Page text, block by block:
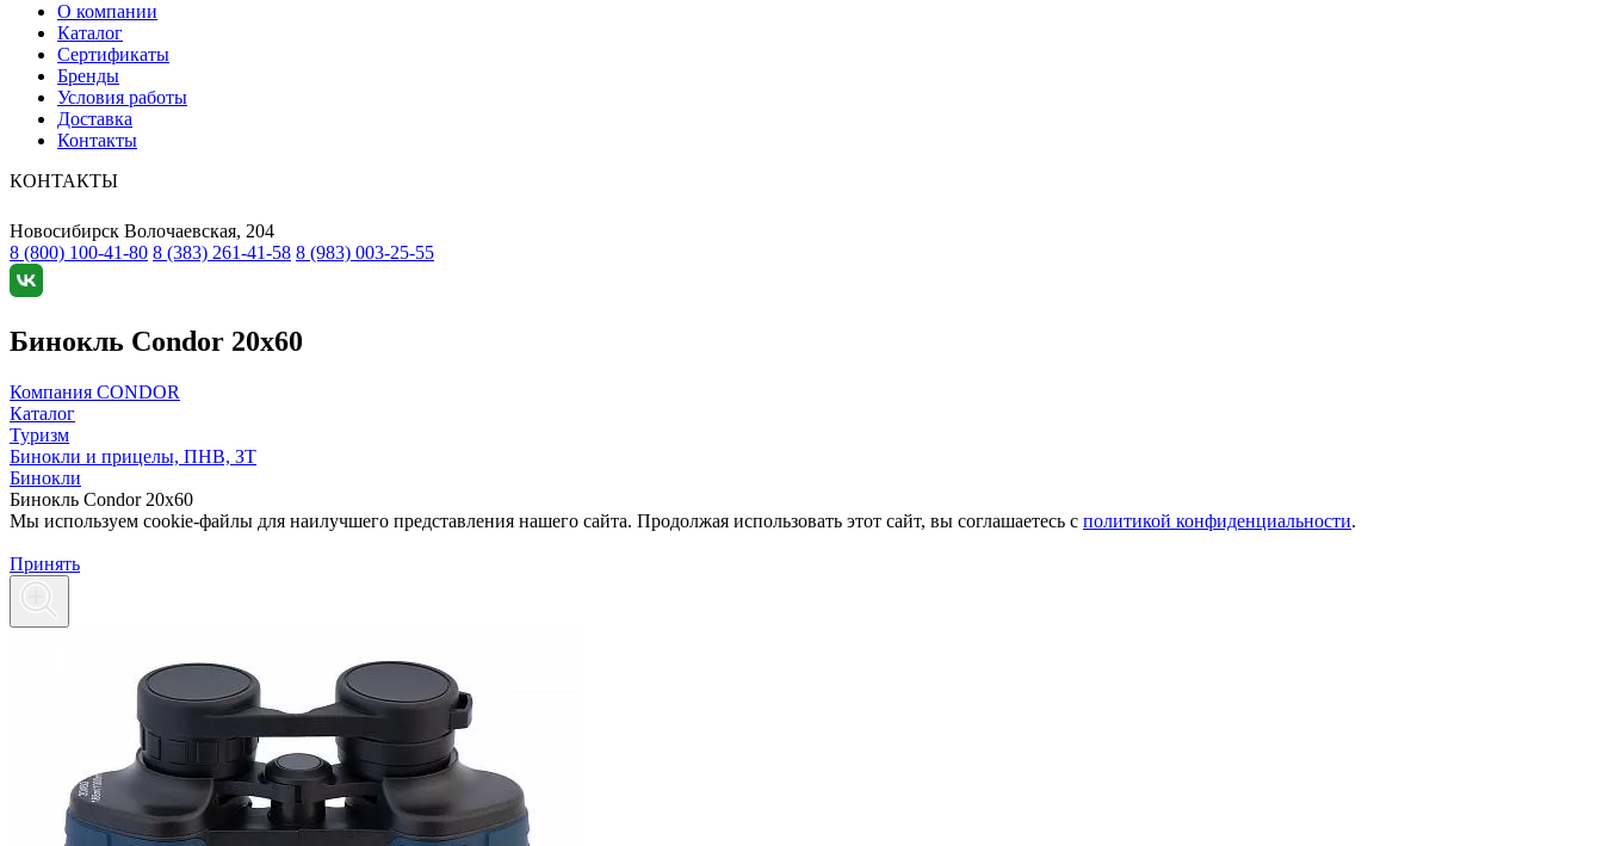
О компании
Каталог
Сертификаты
Бренды
Условия работы
Доставка
Контакты
КОНТАКТЫ
Новосибирск Волочаевская, 204
8 (800) 100-41-80 8 (383) 261-41-58 8 (983) 003-25-55
Бинокль Condor 20x60
Компания CONDOR
Каталог
Туризм
Бинокли и прицелы, ПНВ, ЗТ
Бинокли
Бинокль Condor 20x60
Мы используем cookie-файлы для наилучшего представления нашего сайта. Продолжая использовать этот сайт, вы соглашаетесь c политикой конфиденциальности.
Принять